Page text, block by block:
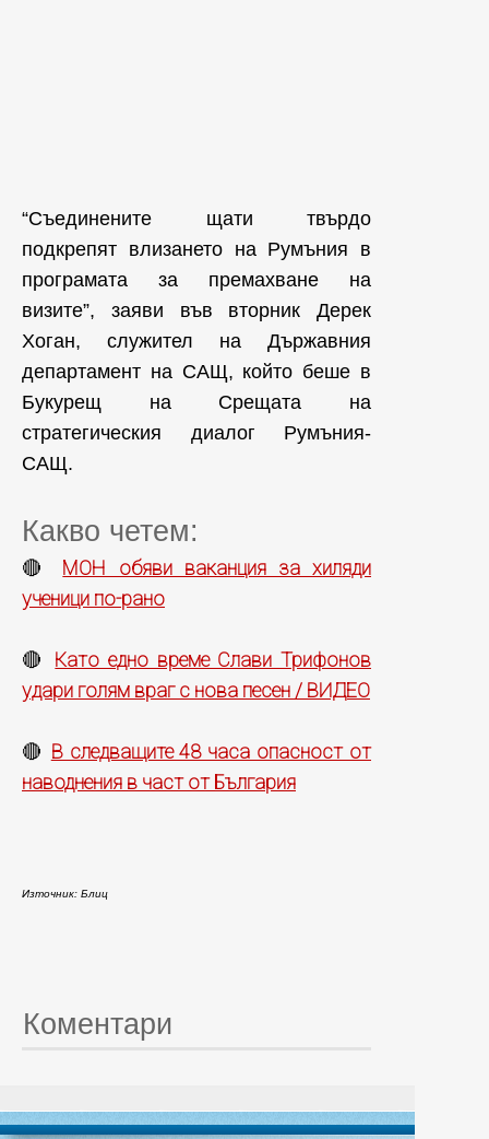
“Съединените щати твърдо
подкрепят влизането на Румъния в
програмата за премахване на
визите”, заяви във вторник Дерек
Хоган, служител на Държавния
департамент на САЩ, който беше в
Букурещ на Срещата на
стратегическия диалог Румъния-
САЩ.
Какво четем:
🔴 МОН обяви ваканция за хиляди
ученици по-рано
🔴 Като едно време Слави Трифонов
удари голям враг с нова песен / ВИДЕО
🔴 В следващите 48 часа опасност от
наводнения в част от България
Източник: Блиц
Коментари